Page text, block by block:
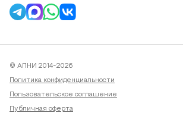
© АПНИ 2014-2026
Политика конфиденциальности
Пользовательское соглашение
Публичная оферта